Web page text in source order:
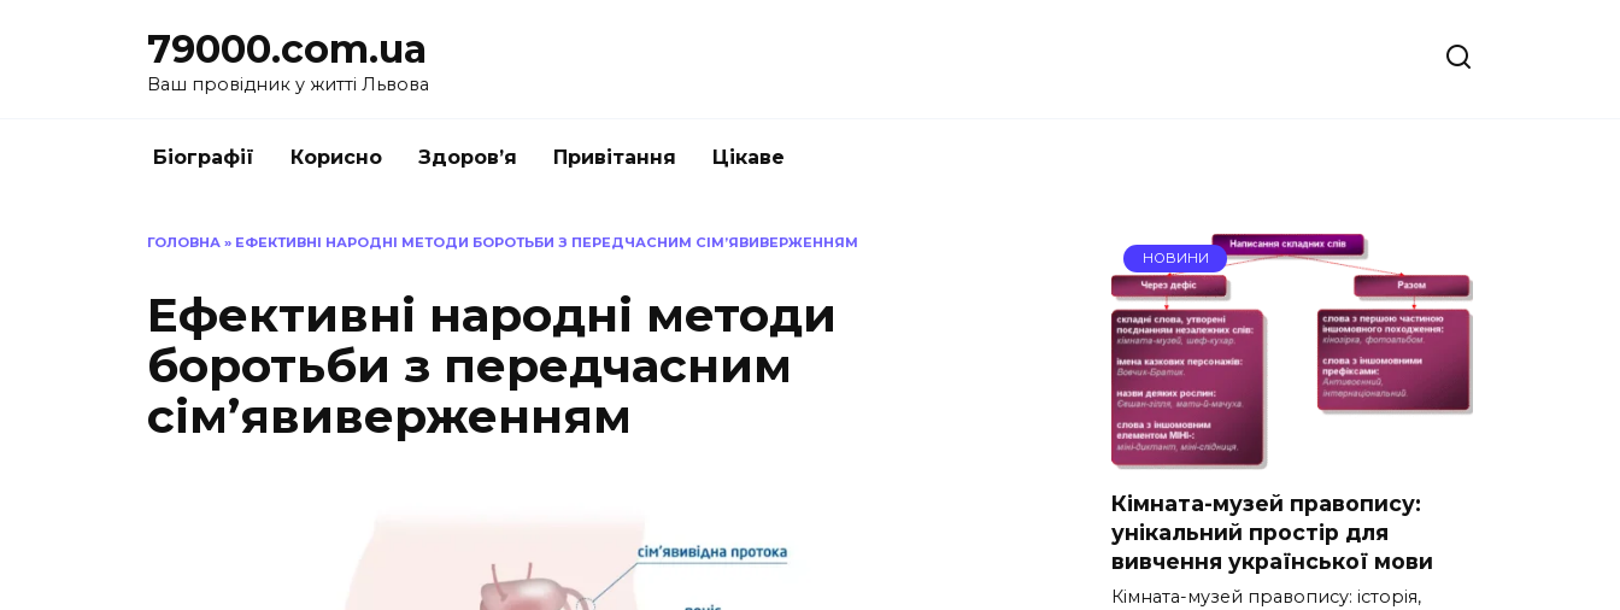
79000.com.ua
Ваш провідник у житті Львова
Біографії Корисно Здоров’я Привітання Цікаве
ГОЛОВНА » ЕФЕКТИВНІ НАРОДНІ МЕТОДИ БОРОТЬБИ З ПЕРЕДЧАСНИМ СІМ’ЯВИВЕРЖЕННЯМ
Ефективні народні методи
боротьби з передчасним
сім’явиверженням
НОВИНИ
Кімната-музей правопису:
унікальний простір для
вивчення української мови
Кімната-музей правопису: історія,